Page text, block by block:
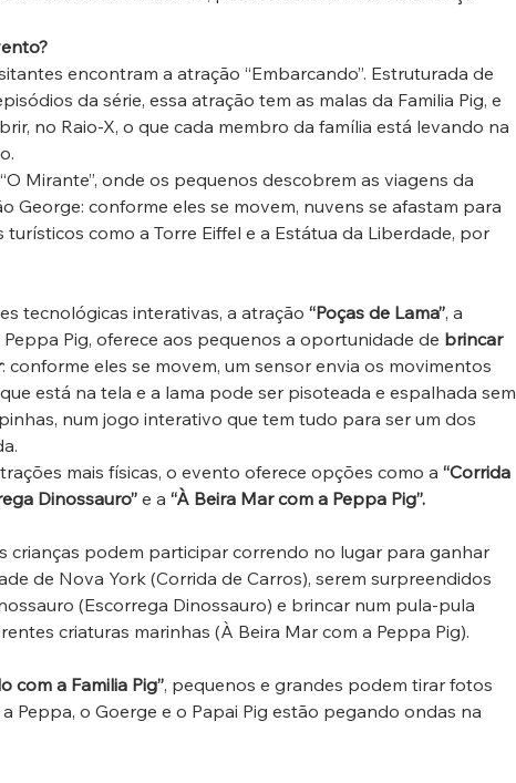
encontram a atração “Embarcando”. Estruturada de
da série, essa atração tem as malas da Familia Pig, e
no Raio-X, o que cada membro da família está levando na
Mirante”, onde os pequenos descobrem as viagens da
George: conforme eles se movem, nuvens se afastam para
como a Torre Eiffel e a Estátua da Liberdade, por
tecnológicas interativas, a atração “Poças de Lama”, a
Pig, oferece aos pequenos a oportunidade de brincar
: conforme eles se movem, um sensor envia os movimentos
está na tela e a lama pode ser pisoteada e espalhada sem
num jogo interativo que tem tudo para ser um dos
mais físicas, o evento oferece opções como a “Corrida
Dinossauro” e a “À Beira Mar com a Peppa Pig”.
crianças podem participar correndo no lugar para ganhar
de Nova York (Corrida de Carros), serem surpreendidos
(Escorrega Dinossauro) e brincar num pula-pula
criaturas marinhas (À Beira Mar com a Peppa Pig).
com a Familia Pig”, pequenos e grandes podem tirar fotos
Peppa, o Goerge e o Papai Pig estão pegando ondas na